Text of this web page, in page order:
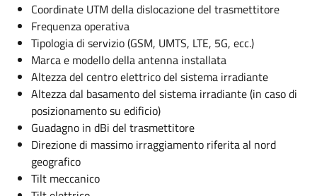
Coordinate UTM della dislocazione del trasmettitore
Frequenza operativa
Tipologia di servizio (GSM, UMTS, LTE, 5G, ecc.)
Marca e modello della antenna installata
Altezza del centro elettrico del sistema irradiante
Altezza dal basamento del sistema irradiante (in caso di
posizionamento su edificio)
Guadagno in dBi del trasmettitore
Direzione di massimo irraggiamento riferita al nord
geografico
Tilt meccanico